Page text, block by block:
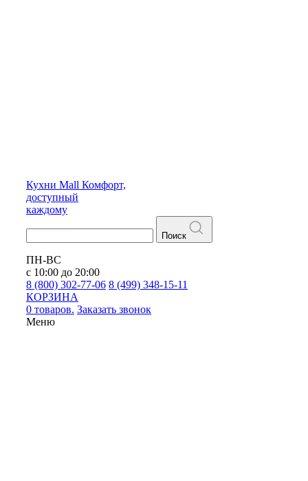
Кухни Mall Комфорт,
доступный
каждому
Поиск
ПН-ВС
с 10:00 до 20:00
8 (800) 302-77-06 8 (499) 348-15-11
КОРЗИНА
0 товаров. Заказать звонок
Меню